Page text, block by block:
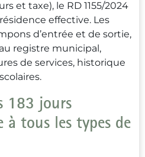
et taxe), le RD 1155/2024
effective. Les
d’entrée et de sortie,
registre municipal,
de services, historique
183 jours
à tous les types de